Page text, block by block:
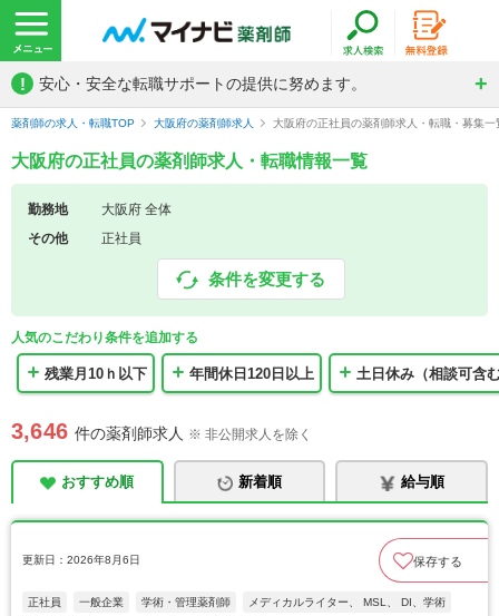
! 安心・安全な転職サポートの提供に努めます。
薬剤師の求人・転職TOP 大阪府の薬剤師求人 大阪府の正社員の薬剤師求人・転職・募集一
大阪府の正社員の薬剤師求人・転職情報一覧
勤務地
大阪府 全体
その他
正社員
条件を変更する
人気のこだわり条件を追加する
残業月10ｈ以下 年間休日120日以上 土日休み（相談可含
3,646 件の薬剤師求人 ※ 非公開求人を除く
おすすめ順 新着順 給与順
更新日：2026年8月6日 保存する
正社員 一般企業 学術・管理薬剤師 メディカルライター、 MSL、 DI、学術